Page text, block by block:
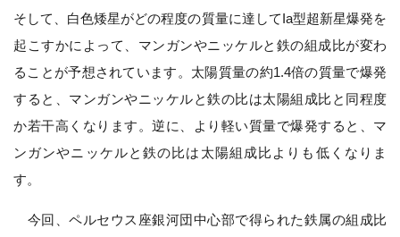
そして、白色矮星がどの程度の質量に達してIa型超新星爆発を
起こすかによって、マンガンやニッケルと鉄の組成比が変わ
ることが予想されています。太陽質量の約1.4倍の質量で爆発
すると、マンガンやニッケルと鉄の比は太陽組成比と同程度
か若干高くなります。逆に、より軽い質量で爆発すると、マ
ンガンやニッケルと鉄の比は太陽組成比よりも低くなりま
す。
今回、ペルセウス座銀河団中心部で得られた鉄属の組成比